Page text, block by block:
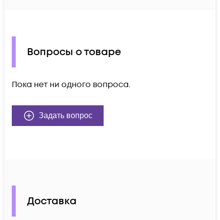
Вопросы о товаре
Пока нет ни одного вопроса.
Задать вопрос
Доставка